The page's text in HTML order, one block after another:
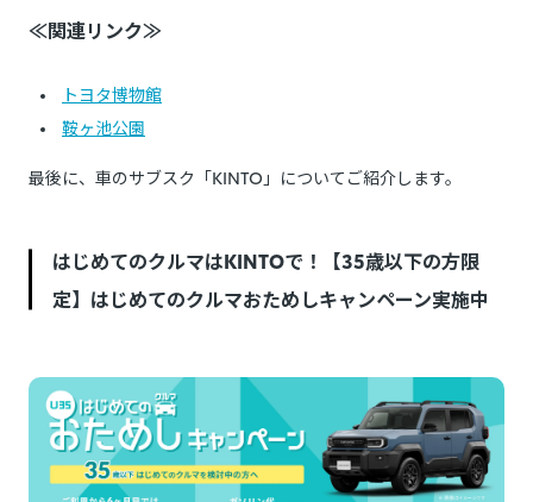
≪関連リンク≫
トヨタ博物館
鞍ヶ池公園
最後に、車のサブスク「KINTO」についてご紹介します。
はじめてのクルマはKINTOで！【35歳以下の方限
定】はじめてのクルマおためしキャンペーン実施中